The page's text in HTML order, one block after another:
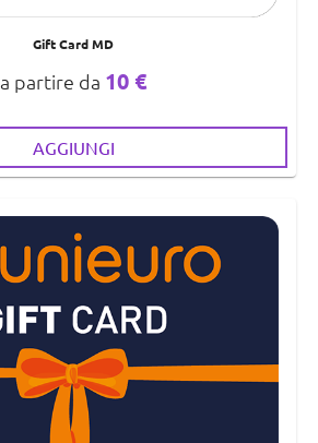
Gift Card MD
a partire da 10 €
AGGIUNGI